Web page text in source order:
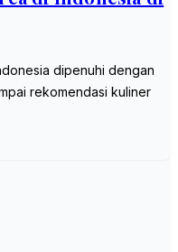
dipenuhi dengan
rekomendasi kuliner